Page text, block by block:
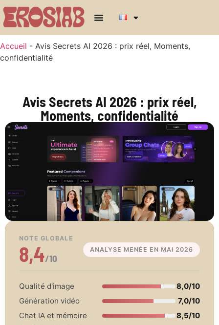
Accueil - Avis Secrets AI 2026 : prix réel, Moments,
confidentialité
Avis Secrets AI 2026 : prix réel,
Moments, confidentialité
NOTE GLOBALE
8,4/10
ANALYSE MENÉE EN MAI 2026
Qualité d'image
8,0/10
Génération vidéo
7,0/10
Chat IA et mémoire
8,5/10